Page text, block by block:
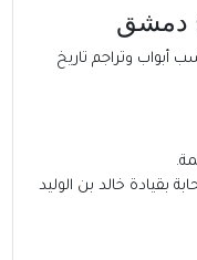
دمشق
أبواب وتراجم تاريخ
خالد بن الوليد